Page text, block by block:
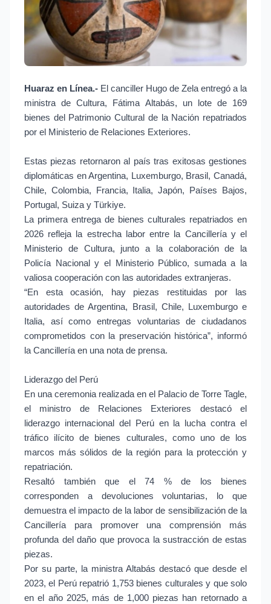
Huaraz en Línea.- El canciller Hugo de Zela entregó a la
ministra de Cultura, Fátima Altabás, un lote de 169
bienes del Patrimonio Cultural de la Nación repatriados
por el Ministerio de Relaciones Exteriores.
Estas piezas retornaron al país tras exitosas gestiones
diplomáticas en Argentina, Luxemburgo, Brasil, Canadá,
Chile, Colombia, Francia, Italia, Japón, Países Bajos,
Portugal, Suiza y Türkiye.
La primera entrega de bienes culturales repatriados en
2026 refleja la estrecha labor entre la Cancillería y el
Ministerio de Cultura, junto a la colaboración de la
Policía Nacional y el Ministerio Público, sumada a la
valiosa cooperación con las autoridades extranjeras.
“En esta ocasión, hay piezas restituidas por las
autoridades de Argentina, Brasil, Chile, Luxemburgo e
Italia, así como entregas voluntarias de ciudadanos
comprometidos con la preservación histórica”, informó
la Cancillería en una nota de prensa.
Liderazgo del Perú
En una ceremonia realizada en el Palacio de Torre Tagle,
el ministro de Relaciones Exteriores destacó el
liderazgo internacional del Perú en la lucha contra el
tráfico ilícito de bienes culturales, como uno de los
marcos más sólidos de la región para la protección y
repatriación.
Resaltó también que el 74 % de los bienes
corresponden a devoluciones voluntarias, lo que
demuestra el impacto de la labor de sensibilización de la
Cancillería para promover una comprensión más
profunda del daño que provoca la sustracción de estas
piezas.
Por su parte, la ministra Altabás destacó que desde el
2023, el Perú repatrió 1,753 bienes culturales y que solo
en el año 2025, más de 1,000 piezas han retornado a